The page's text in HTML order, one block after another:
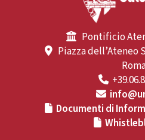
Pontificio
Piazza dell’Ateneo
Documenti di